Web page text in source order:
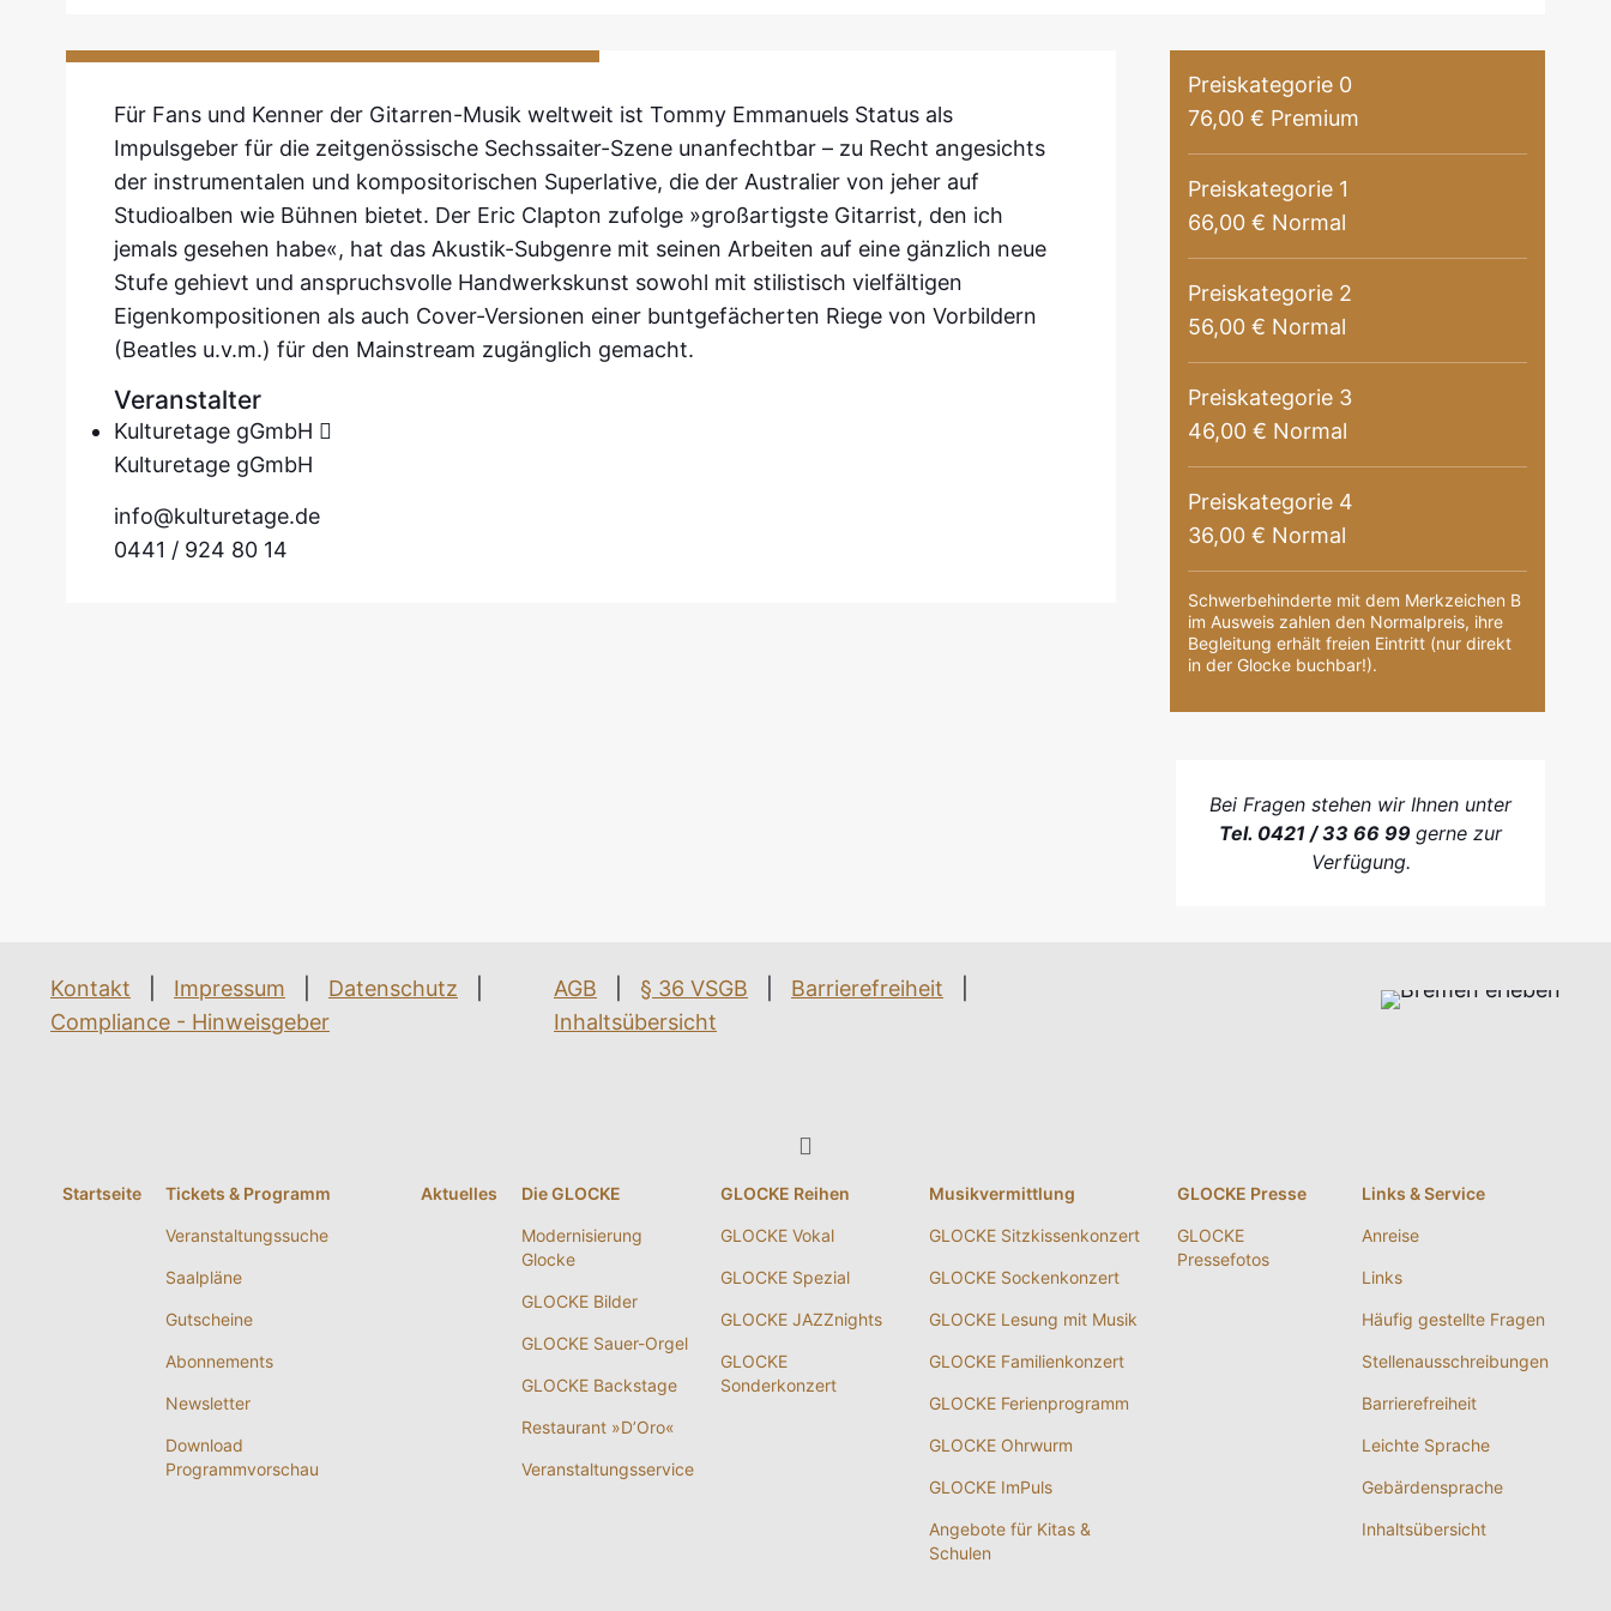
Für Fans und Kenner der Gitarren-Musik weltweit ist Tommy Emmanuels Status als
Impulsgeber für die zeitgenössische Sechssaiter-Szene unanfechtbar – zu Recht angesichts
der instrumentalen und kompositorischen Superlative, die der Australier von jeher auf
Studioalben wie Bühnen bietet. Der Eric Clapton zufolge »großartigste Gitarrist, den ich
jemals gesehen habe«, hat das Akustik-Subgenre mit seinen Arbeiten auf eine gänzlich neue
Stufe gehievt und anspruchsvolle Handwerkskunst sowohl mit stilistisch vielfältigen
Eigenkompositionen als auch Cover-Versionen einer buntgefächerten Riege von Vorbildern
(Beatles u.v.m.) für den Mainstream zugänglich gemacht.
Veranstalter
Kulturetage gGmbH
Kulturetage gGmbH
info@kulturetage.de
0441 / 924 80 14
Preiskategorie 0
76,00 € Premium
Preiskategorie 1
66,00 € Normal
Preiskategorie 2
56,00 € Normal
Preiskategorie 3
46,00 € Normal
Preiskategorie 4
36,00 € Normal
Schwerbehinderte mit dem Merkzeichen B
im Ausweis zahlen den Normalpreis, ihre
Begleitung erhält freien Eintritt (nur direkt
in der Glocke buchbar!).
Bei Fragen stehen wir Ihnen unter
Tel. 0421 / 33 66 99gerne zur
Verfügung.
Kontakt Impressum Datenschutz
Compliance - Hinweisgeber
AGB § 36 VSGB Barrierefreiheit
Inhaltsübersicht
Startseite Tickets & Programm
Veranstaltungssuche
Saalpläne
Gutscheine
Abonnements
Newsletter
Download
Programmvorschau
Aktuelles Die GLOCKE
Modernisierung
Glocke
GLOCKE Bilder
GLOCKE Sauer-Orgel
GLOCKE Backstage
Restaurant »D’Oro«
Veranstaltungsservice
GLOCKE Reihen
GLOCKE Vokal
GLOCKE Spezial
GLOCKE JAZZnights
GLOCKE
Sonderkonzert
Musikvermittlung
GLOCKE Sitzkissenkonzert
GLOCKE Sockenkonzert
GLOCKE Lesung mit Musik
GLOCKE Familienkonzert
GLOCKE Ferienprogramm
GLOCKE Ohrwurm
GLOCKE ImPuls
Angebote für Kitas &
Schulen
GLOCKE Presse
GLOCKE
Pressefotos
Links & Service
Anreise
Links
Häufig gestellte Fragen
Stellenausschreibungen
Barrierefreiheit
Leichte Sprache
Gebärdensprache
Inhaltsübersicht